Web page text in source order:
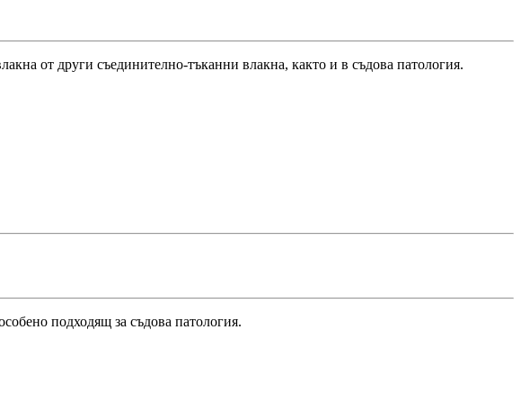
от други съединително-тъканни влакна, както и в съдова патология.
подходящ за съдова патология.